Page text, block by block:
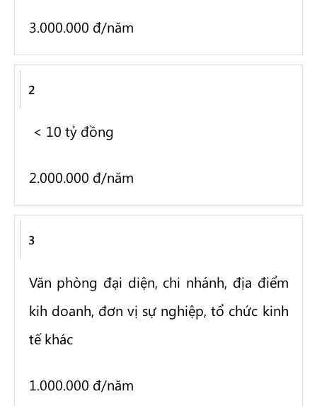
TƯ *
3.000.000 đ/năm
2
< 10 tỷ đồng
2.000.000 đ/năm
3
Văn phòng đại diện, chi nhánh, địa điểm
kih doanh, đơn vị sự nghiệp, tổ chức kinh
tế khác
1.000.000 đ/năm